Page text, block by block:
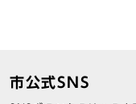
市公式SNS